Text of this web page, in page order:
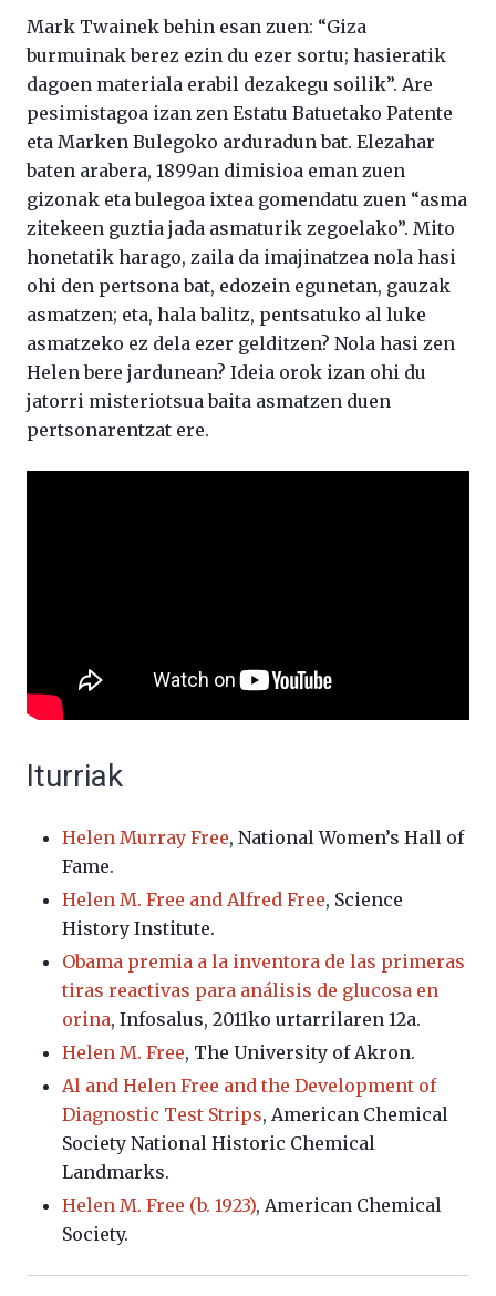
Mark Twainek behin esan zuen: “Giza
burmuinak berez ezin du ezer sortu; hasieratik
dagoen materiala erabil dezakegu soilik”. Are
pesimistagoa izan zen Estatu Batuetako Patente
eta Marken Bulegoko arduradun bat. Elezahar
baten arabera, 1899an dimisioa eman zuen
gizonak eta bulegoa ixtea gomendatu zuen “asma
zitekeen guztia jada asmaturik zegoelako”. Mito
honetatik harago, zaila da imajinatzea nola hasi
ohi den pertsona bat, edozein egunetan, gauzak
asmatzen; eta, hala balitz, pentsatuko al luke
asmatzeko ez dela ezer gelditzen? Nola hasi zen
Helen bere jardunean? Ideia orok izan ohi du
jatorri misteriotsua baita asmatzen duen
pertsonarentzat ere.
Iturriak
Helen Murray Free, National Women’s Hall of
Fame.
Helen M. Free and Alfred Free, Science
History Institute.
Obama premia a la inventora de las primeras
tiras reactivas para análisis de glucosa en
orina, Infosalus, 2011ko urtarrilaren 12a.
Helen M. Free, The University of Akron.
Al and Helen Free and the Development of
Diagnostic Test Strips, American Chemical
Society National Historic Chemical
Landmarks.
Helen M. Free (b. 1923), American Chemical
Society.